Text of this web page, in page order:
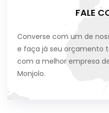
FALE
Converse com um de
e faça já seu orçamento
com a melhor empresa
Monjolo.